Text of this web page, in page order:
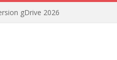
gDrive 2026